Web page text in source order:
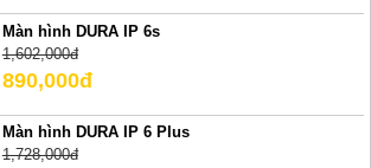
Màn hình DURA IP 6s
1,602,000đ
890,000đ
Màn hình DURA IP 6 Plus
1,728,000đ